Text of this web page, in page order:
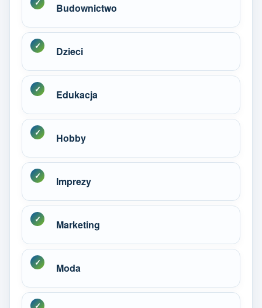
Budownictwo
Dzieci
Edukacja
Hobby
Imprezy
Marketing
Moda